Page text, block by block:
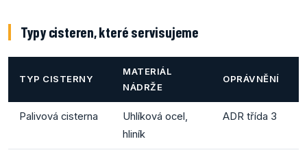
Typy cisteren, které servisujeme
TYP CISTERNY
MATERIÁL
NÁDRŽE
OPRÁVNĚNÍ
Palivová cisterna
Uhlíková ocel,
hliník
ADR třída 3